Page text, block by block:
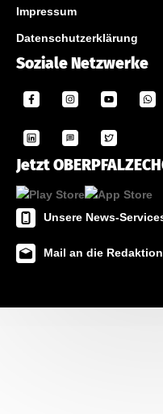
Impressum
Datenschutzerklärung
Soziale Netzwerke
Jetzt
Unsere News-
Mail an die Redaktion